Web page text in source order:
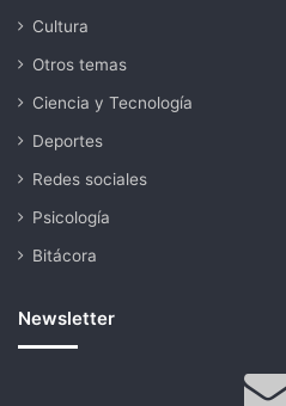
Cultura
Otros temas
Ciencia y Tecnología
Deportes
Redes sociales
Psicología
Bitácora
Newsletter